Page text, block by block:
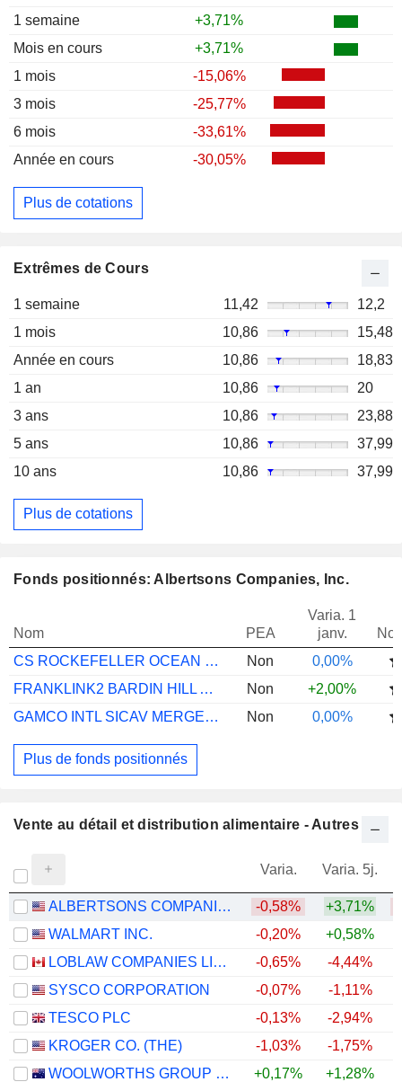
1 semaine
+3,71%
Mois en cours
+3,71%
1 mois
-15,06%
3 mois
-25,77%
6 mois
-33,61%
Année en cours
-30,05%
Plus de cotations
Extrêmes de Cours
1 semaine 11,42
12,2
1 mois
10,86
15,48
Année en cours
10,86
18,83
1 an
10,86
20
3 ans
10,86
23,88
5 ans
10,86
37,99
10 ans
10,86 37,99
Plus de cotations
Fonds positionnés: Albertsons Companies, Inc.
Nom PEA
Varia. 1
janv.
CS ROCKEFELLER OCEAN ENGAGEMENT FB USD
Non
0,00%
FRANKLINK2 BARDIN HILL ARB EOPFACCEURH1
Non
+2,00%
GAMCO INTL SICAV MERGER ARBTRG I (EUR)
Non 0,00%
Plus de fonds positionnés
Vente au détail et distribution alimentaire - Autres
Varia. Varia. 5j.
ALBERTSONS COMPANIES, INC. -0,58% +3,71%
WALMART INC.
-0,20% +0,58%
LOBLAW COMPANIES LIMITED
-0,65% -4,44%
SYSCO CORPORATION
-0,07% -1,11%
TESCO PLC
-0,13% -2,94%
KROGER CO. (THE)
-1,03% -1,75%
WOOLWORTHS GROUP LIMITED
+0,17% +1,28%